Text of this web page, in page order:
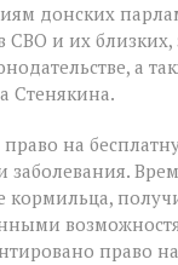
донских
и их
а
Стенякина.
на
заболевания.
право